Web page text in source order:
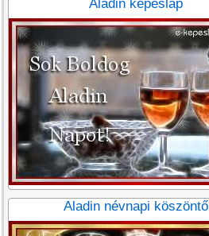
Aladin képeslap
Aladin névnapi köszöntő